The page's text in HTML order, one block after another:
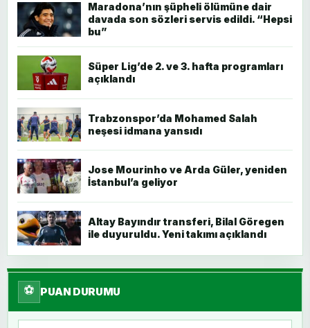
Maradona’nın şüpheli ölümüne dair
davada son sözleri servis edildi. “Hepsi
bu”
Süper Lig’de 2. ve 3. hafta programları
açıklandı
Trabzonspor’da Mohamed Salah
neşesi idmana yansıdı
Jose Mourinho ve Arda Güler, yeniden
İstanbul’a geliyor
Altay Bayındır transferi, Bilal Göregen
ile duyuruldu. Yeni takımı açıklandı
⚽ PUAN DURUMU